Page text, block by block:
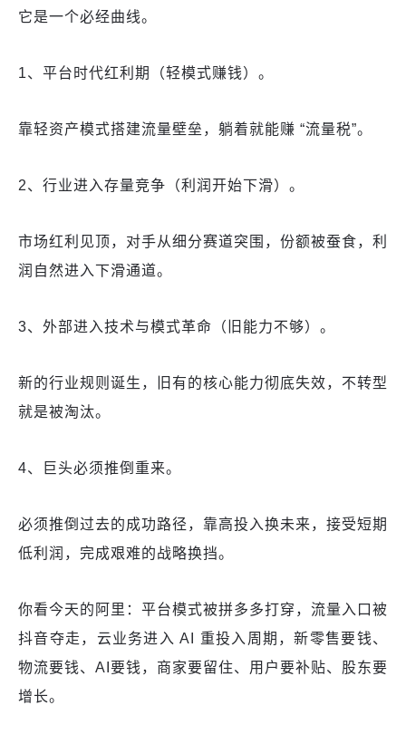
它是一个必经曲线。
1、平台时代红利期（轻模式赚钱）。
靠轻资产模式搭建流量壁垒，躺着就能赚 “流量税”。
2、行业进入存量竞争（利润开始下滑）。
市场红利见顶，对手从细分赛道突围，份额被蚕食，利
润自然进入下滑通道。
3、外部进入技术与模式革命（旧能力不够）。
新的行业规则诞生，旧有的核心能力彻底失效，不转型
就是被淘汰。
4、巨头必须推倒重来。
必须推倒过去的成功路径，靠高投入换未来，接受短期
低利润，完成艰难的战略换挡。
你看今天的阿里：平台模式被拼多多打穿，流量入口被
抖音夺走，云业务进入 AI 重投入周期，新零售要钱、
物流要钱、AI要钱，商家要留住、用户要补贴、股东要
增长。